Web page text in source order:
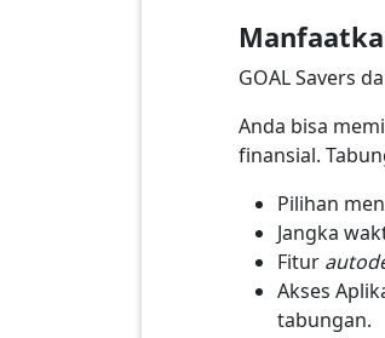
GOAL Savers
Anda bisa
finansial.
Pilihan
Jangka
Fitur
Akses
tabungan.